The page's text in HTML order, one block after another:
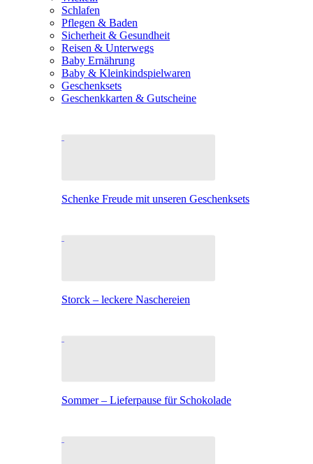
Schlafen
Pflegen & Baden
Sicherheit & Gesundheit
Reisen & Unterwegs
Baby Ernährung
Baby & Kleinkindspielwaren
Geschenksets
Geschenkkarten & Gutscheine
Schenke Freude mit unseren Geschenksets
Storck – leckere Naschereien
Sommer – Lieferpause für Schokolade